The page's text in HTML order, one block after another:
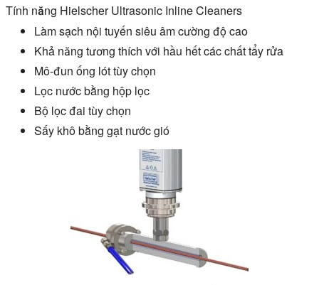
Tính năng Hielscher Ultrasonic Inline Cleaners
Làm sạch nội tuyến siêu âm cường độ cao
Khả năng tương thích với hầu hết các chất tẩy rửa
Mô-đun ống lót tùy chọn
Lọc nước bằng hộp lọc
Bộ lọc đai tùy chọn
Sấy khô bằng gạt nước gió